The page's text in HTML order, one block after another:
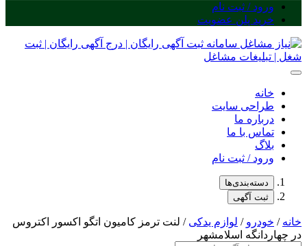
ورود / ثبت نام
خرید پلن عضویت
خانه
طراحی سایت
درباره ما
تماس با ما
بلاگ
ورود / ثبت نام
دسته‌بندی‌ها
ثبت آگهی
خانه/ خودرو/ لوازم یدکی / لنت ترمز کامیون اتگو اکسور اکتروس
در چهاردانگه اسلامشهر